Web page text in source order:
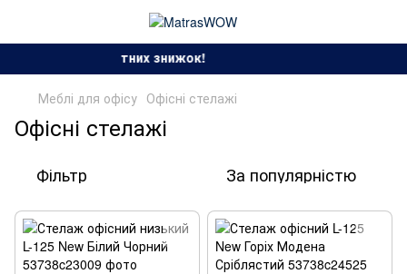
Сезон спекотних знижок!
Меблі для офісу Офісні стелажі
Офісні стелажі
Фільтр За популярністю